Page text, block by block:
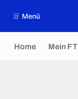
Menü
Home Mein FT